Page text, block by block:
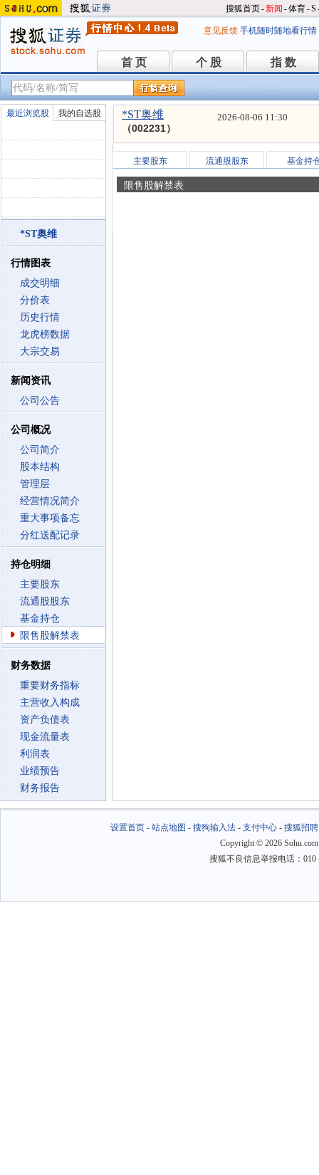
搜狐首页-新闻 -体育-S
意见反馈 手机随时随地看行情
首 页
首 页 个 股
个 股 指 数
指 数
最近浏览股 我的自选股
*ST奥维
行情图表
成交明细
分价表
历史行情
龙虎榜数据
大宗交易
新闻资讯
公司公告
公司概况
公司简介
股本结构
管理层
经营情况简介
重大事项备忘
分红送配记录
持仓明细
主要股东
流通股股东
基金持仓
限售股解禁表
财务数据
重要财务指标
主营收入构成
资产负债表
现金流量表
利润表
业绩预告
财务报告
*ST奥维
（002231）
2026-08-06 11:30
主要股东 流通股股东 基金持
限售股解禁表
设置首页- 站点地图 - 搜狗输入法- 支付中心- 搜狐招聘
Copyright © 2026
搜狐不良信息举报电话：010